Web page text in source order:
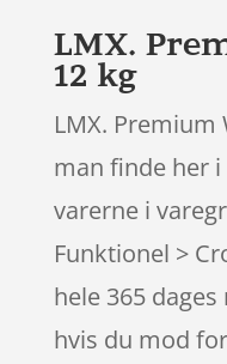
LMX.
12 kg
LMX. Premium
man finde her
varerne i
Funktionel >
hele 365
hvis du mod